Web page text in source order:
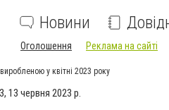
Новини
Оголошення Реклама на сайті
у квітні 2023 року
13 червня 2023 р.